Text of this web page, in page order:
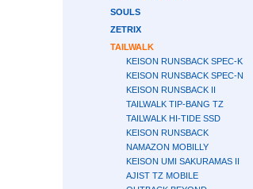
SOULS
ZETRIX
TAILWALK
KEISON RUNSBACK SPEC-K
KEISON RUNSBACK SPEC-N
KEISON RUNSBACK II
TAILWALK TIP-BANG TZ
TAILWALK HI-TIDE SSD
KEISON RUNSBACK
NAMAZON MOBILLY
KEISON UMI SAKURAMAS II
AJIST TZ MOBILE